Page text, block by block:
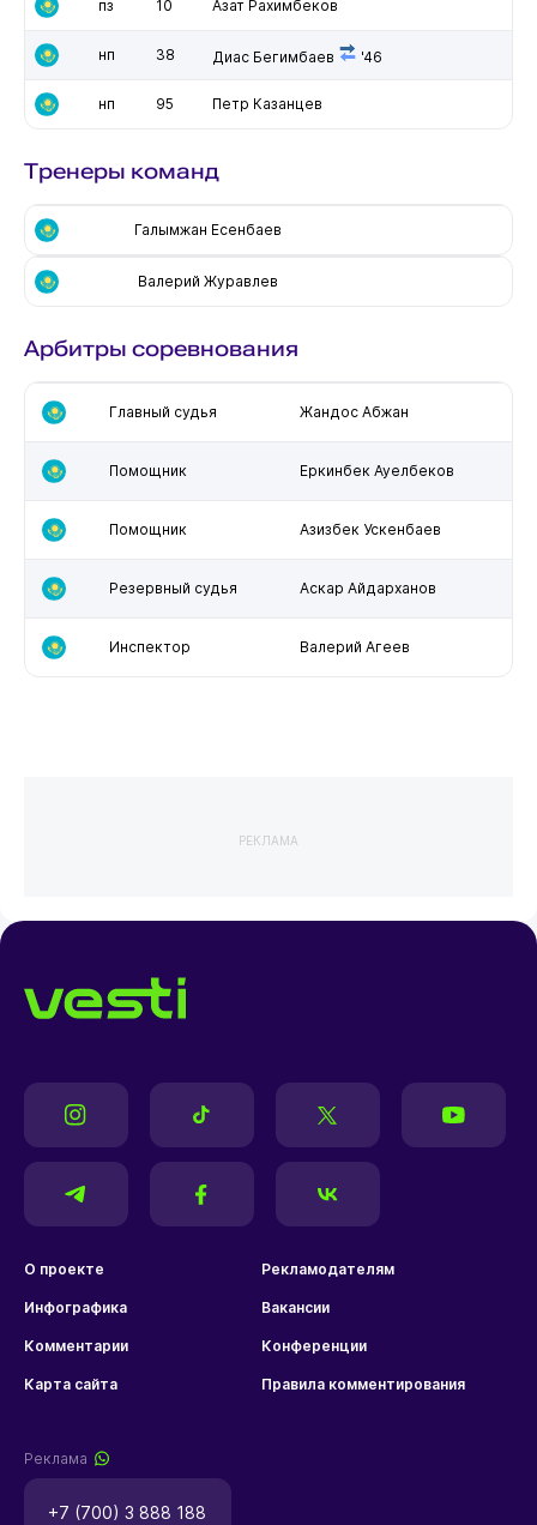
пз 10 Азат Рахимбеков
нп 38 Диас Бегимбаев '46
нп 95 Петр Казанцев
Тренеры команд
Галымжан Есенбаев
Валерий Журавлев
Арбитры соревнования
Главный судья Жандос Абжан
Помощник Еркинбек Ауелбеков
Помощник Азизбек Ускенбаев
Резервный судья Аскар Айдарханов
Инспектор Валерий Агеев
РЕКЛАМА
О проекте Рекламодателям
Инфографика Вакансии
Комментарии Конференции
Карта сайта Правила комментирования
Реклама
+7 (700) 3 888 188